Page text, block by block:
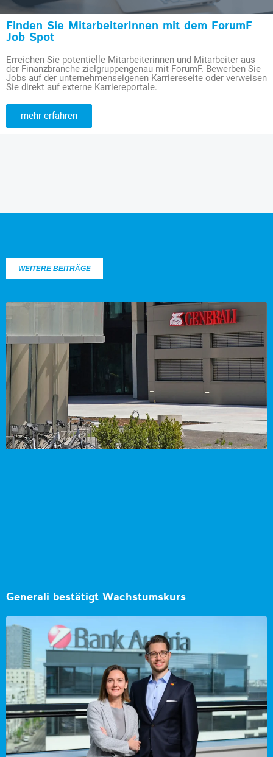
Finden Sie MitarbeiterInnen mit dem ForumF
Job Spot
Erreichen Sie potentielle Mitarbeiterinnen und Mitarbeiter aus
der Finanzbranche zielgruppengenau mit ForumF. Bewerben Sie
Jobs auf der unternehmenseigenen Karriereseite oder verweisen
Sie direkt auf externe Karriereportale.
mehr erfahren
WEITERE BEITRÄGE
Generali bestätigt Wachstumskurs